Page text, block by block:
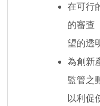
在可行
的審查
望的透
為創新
監管之
以利促